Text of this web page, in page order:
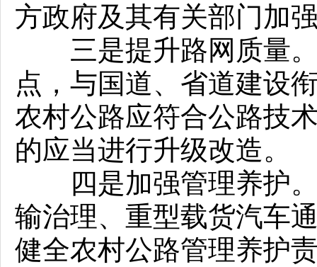
方政府及其有关部门加
三是提升路网质量。
点，与国道、省道建设
农村公路应符合公路技
的应当进行升级改造。
四是加强管理养护。
输治理、重型载货汽车
健全农村公路管理养护